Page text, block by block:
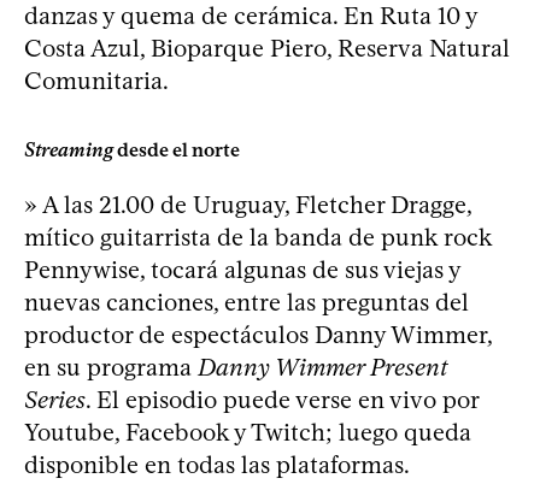
danzas y quema de cerámica. En Ruta 10 y
Costa Azul, Bioparque Piero, Reserva Natural
Comunitaria.
Streamingdesde el norte
» A las 21.00 de Uruguay, Fletcher Dragge,
mítico guitarrista de la banda de punk rock
Pennywise, tocará algunas de sus viejas y
nuevas canciones, entre las preguntas del
productor de espectáculos Danny Wimmer,
en su programaDanny Wimmer Present
Series. El episodio puede verse en vivo por
Youtube, Facebook y Twitch; luego queda
disponible en todas las plataformas.